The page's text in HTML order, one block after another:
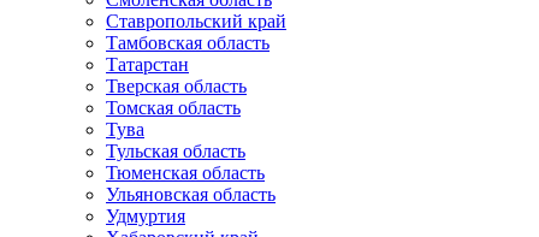
Ставропольский край
Тамбовская область
Татарстан
Тверская область
Томская область
Тува
Тульская область
Тюменская область
Ульяновская область
Удмуртия